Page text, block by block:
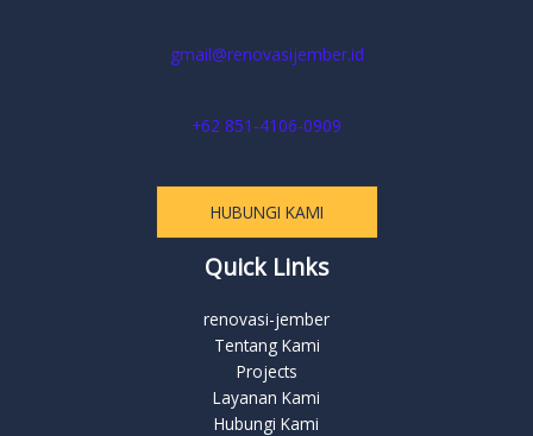
gmail@renovasijember.id
+62 851-4106-0909
HUBUNGI KAMI
Quick Links
renovasi-jember
Tentang Kami
Projects
Layanan Kami
Hubungi Kami